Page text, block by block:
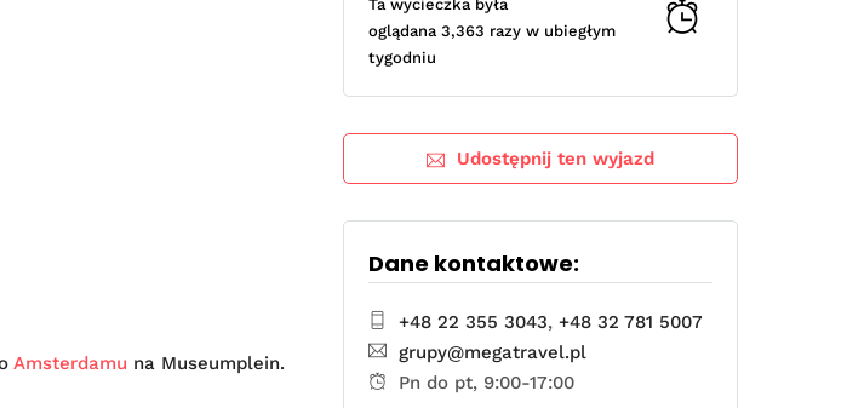
Amsterdamu na Museumplein.
Ta wycieczka była
oglądana 3,363 razy w ubiegłym
tygodniu
Udostępnij ten wyjazd
Dane kontaktowe:
+48 22 355 3043,+48 32 781 5007
grupy@megatravel.pl
Pn do pt, 9:00-17:00